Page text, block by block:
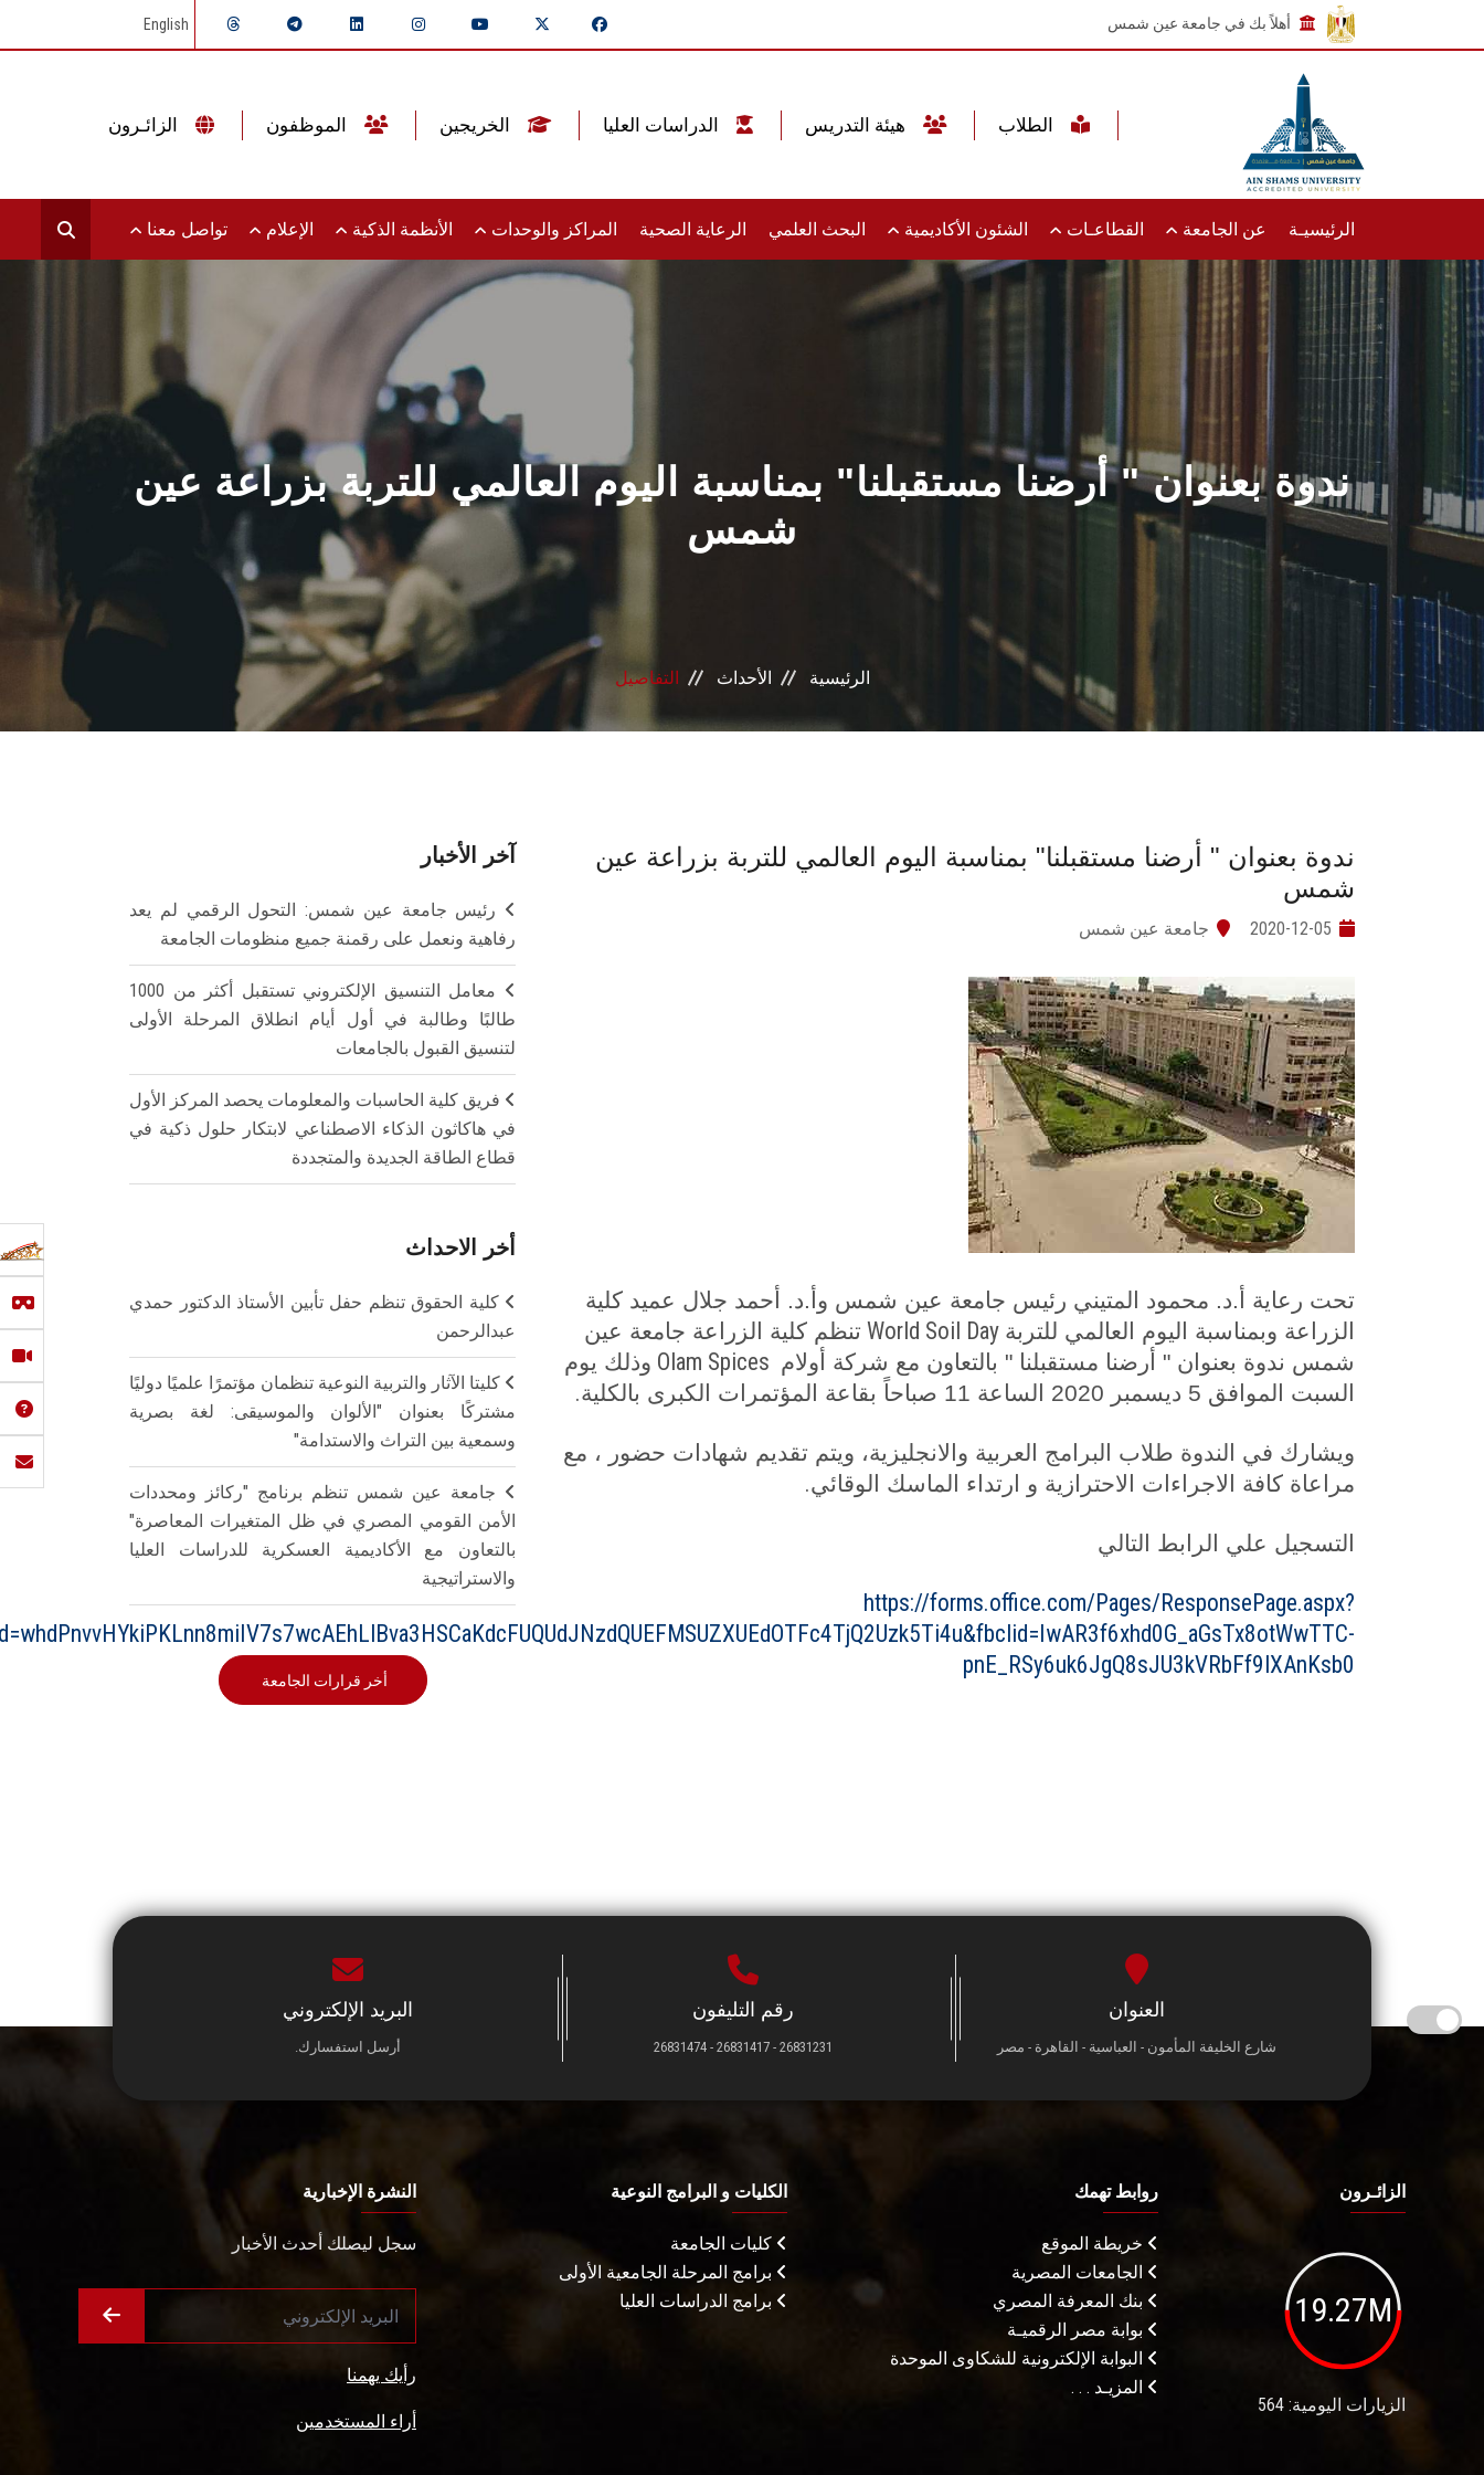
أهلاً بك في جامعة عين شمس English
الرئيسيـة عن الجامعة القطاعـات الشئون الأكاديمية البحث العلمي الرعاية الصحية المراكز والوحدات الأنظمة الذكية الإعلام تواصل معنا
ندوة بعنوان " أرضنا مستقبلنا" بمناسبة اليوم العالمي للتربة بزراعة عين
شمس
الرئيسية الأحداث التفاصيل
ندوة بعنوان " أرضنا مستقبلنا" بمناسبة اليوم العالمي للتربة بزراعة عين
شمس
2020-12-05 جامعة عين شمس
تحت رعاية أ.د. محمود المتيني رئيس جامعة عين شمس وأ.د. أحمد جلال عميد كلية
الزراعة وبمناسبة اليوم العالمي للتربة World Soil Day تنظم كلية الزراعة جامعة عين
شمس ندوة بعنوان " أرضنا مستقبلنا " بالتعاون مع شركة أولام Olam Spices وذلك يوم
السبت الموافق 5 ديسمبر 2020 الساعة 11 صباحاً بقاعة المؤتمرات الكبرى بالكلية
.
ويشارك في الندوة طلاب البرامج العربية والانجليزية، ويتم تقديم شهادات حضور ، مع
مراعاة كافة الاجراءات الاحترازية و ارتداء الماسك الوقائي.
التسجيل علي الرابط التالي
https://forms.office.com/Pages/ResponsePage.aspx?
pnE_RSy6uk6JgQ8sJU3kVRbFf9lXAnKsb0
آخر الأخبار
رئيس جامعة عين شمس: التحول الرقمي لم يعد
رفاهية ونعمل على رقمنة جميع منظومات الجامعة
معامل التنسيق الإلكتروني تستقبل أكثر من 1000
طالبًا وطالبة في أول أيام انطلاق المرحلة الأولى
لتنسيق القبول بالجامعات
فريق كلية الحاسبات والمعلومات يحصد المركز الأول
في هاكاثون الذكاء الاصطناعي لابتكار حلول ذكية في
قطاع الطاقة الجديدة والمتجددة
أخر الاحداث
كلية الحقوق تنظم حفل تأبين الأستاذ الدكتور حمدي
عبدالرحمن
كليتا الآثار والتربية النوعية تنظمان مؤتمرًا علميًا دوليًا
مشتركًا بعنوان "الألوان والموسيقى: لغة بصرية
وسمعية بين التراث والاستدامة"
جامعة عين شمس تنظم برنامج "ركائز ومحددات
الأمن القومي المصري في ظل المتغيرات المعاصرة"
بالتعاون مع الأكاديمية العسكرية للدراسات العليا
والاستراتيجية
أخر قرارات الجامعة
العنوان
شارع الخليفة المأمون - العباسية - القاهرة - مصر
رقم التليفون
26831231 - 26831417 - 26831474
البريد الإلكتروني
أرسل استفسارك.
الزائـرون
19.27M
الزيارات اليومية: 564
روابط تهمك
خريطة الموقع
الجامعات المصرية
بنك المعرفة المصري
بوابة مصر الرقميـة
البوابة الإلكترونية للشكاوى الموحدة
المزيـد . . .
الكليات و البرامج النوعية
كليات الجامعة
برامج المرحلة الجامعية الأولى
برامج الدراسات العليا
النشرة الإخبارية
سجل ليصلك أحدث الأخبار
رأيك يهمنا
أراء المستخدمين